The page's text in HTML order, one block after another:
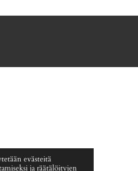
evästeitä
ja räätälöityjen